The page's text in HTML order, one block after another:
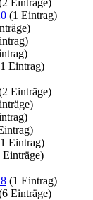
Einträge)
(1 Eintrag)
Eintrag)
Einträge)
Eintrag)
Einträge)
(1 Eintrag)
Einträge)